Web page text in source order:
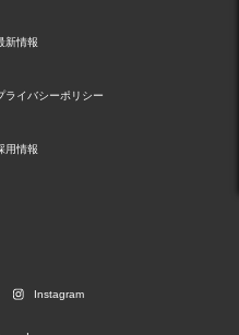
新情報
ライバシーポリシー
用情報
Instagram